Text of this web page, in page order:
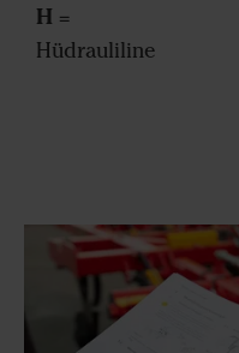
H =
Hüdrauliline